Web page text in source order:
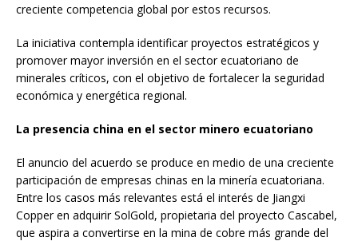
creciente competencia global por estos recursos.
La iniciativa contempla identificar proyectos estratégicos y
promover mayor inversión en el sector ecuatoriano de
minerales críticos, con el objetivo de fortalecer la seguridad
económica y energética regional.
La presencia china en el sector minero ecuatoriano
El anuncio del acuerdo se produce en medio de una creciente
participación de empresas chinas en la minería ecuatoriana.
Entre los casos más relevantes está el interés de Jiangxi
Copper en adquirir SolGold, propietaria del proyecto Cascabel,
que aspira a convertirse en la mina de cobre más grande del